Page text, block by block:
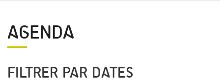
AGENDA
FILTRER PAR DATES